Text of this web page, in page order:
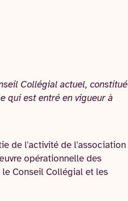
Collégial actuel, constitué
qui est entré en vigueur à
de l'activité de l'association
opérationnelle des
Conseil Collégial et les